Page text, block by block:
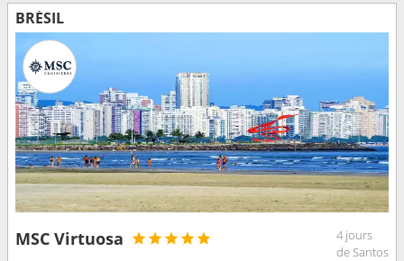
BRÉSIL
MSC Virtuosa
4 jours
de Santos